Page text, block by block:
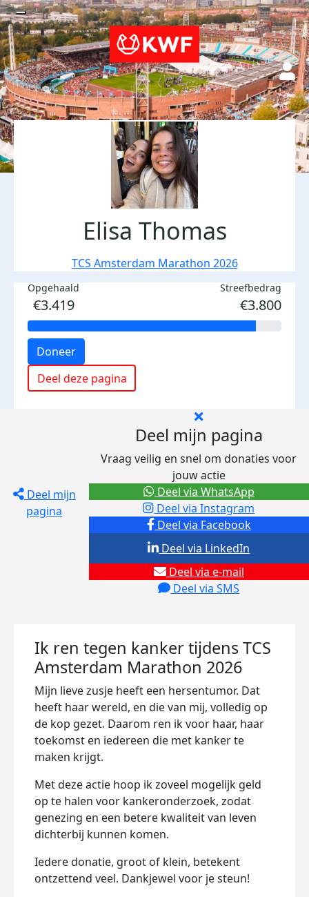
Elisa Thomas
TCS Amsterdam Marathon 2026
Opgehaald
€3.419
Streefbedrag
€3.800
Doneer
Deel deze pagina
Deel mijn
pagina
Deel mijn pagina
Vraag veilig en snel om donaties voor
jouw actie
Deel via Facebook
Deel via Instagram
Deel via e-mail
Deel via SMS
Deel via LinkedIn
Deel via WhatsApp
Ik ren tegen kanker tijdens TCS
Amsterdam Marathon 2026
Mijn lieve zusje heeft een hersentumor. Dat
heeft haar wereld, en die van mij, volledig op
de kop gezet. Daarom ren ik voor haar, haar
toekomst en iedereen die met kanker te
maken krijgt.
Met deze actie hoop ik zoveel mogelijk geld
op te halen voor kankeronderzoek, zodat
genezing en een betere kwaliteit van leven
dichterbij kunnen komen.
Iedere donatie, groot of klein, betekent
ontzettend veel. Dankjewel voor je steun!